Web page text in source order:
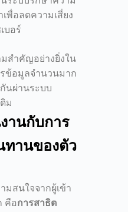
พื่อลดความเสี่ยง
บอร์
สำคัญอย่างยิ่งใน
ข้อมูลจำนวนมาก
นผ่านระบบ
ม
านกับการ
ทานของตัว
มสนใจจากผู้เข้า
คือการสาธิต